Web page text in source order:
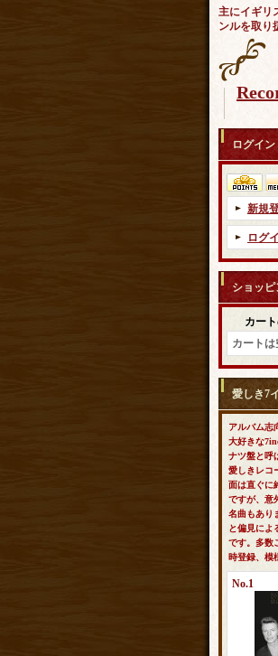
主にイギリ
ンルを取り
ログイン
新規
ログ
ショッピ
カー
カートは
愛しき7
アルバム志
大好きな
ナツ盤と呼
愛しきレコ
面は直ぐに
ですが、意
名曲もあり
と偏見によ
です。多数
時登録、模
No.1